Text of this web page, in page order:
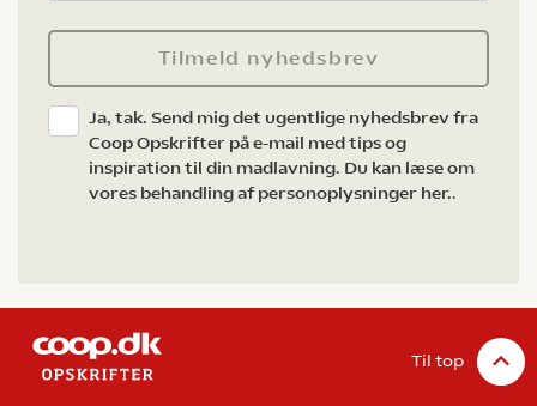
Tilmeld nyhedsbrev
Ja, tak. Send mig det ugentlige nyhedsbrev fra
Coop Opskrifter på e-mail med tips og
inspiration til din madlavning. Du kan læse om
vores behandling af personoplysninger her..
Til top